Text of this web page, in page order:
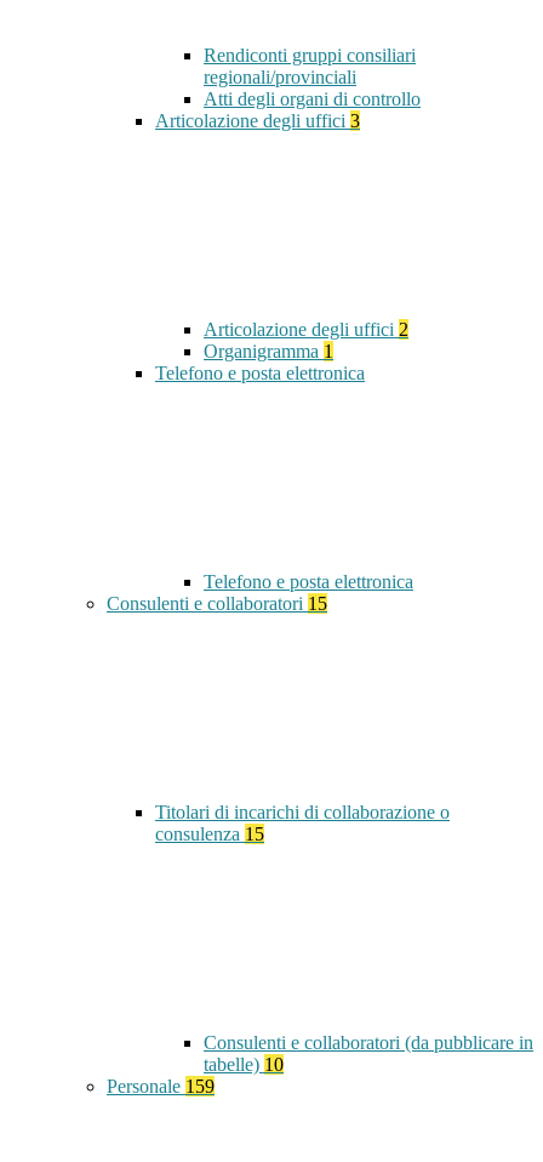
Rendiconti gruppi consiliari
regionali/provinciali
Atti degli organi di controllo
Articolazione degli uffici 3
Articolazione degli uffici 2
Organigramma 1
Telefono e posta elettronica
Telefono e posta elettronica
Consulenti e collaboratori 15
Titolari di incarichi di collaborazione o
consulenza 15
Consulenti e collaboratori (da pubblicare in
tabelle) 10
Personale 159